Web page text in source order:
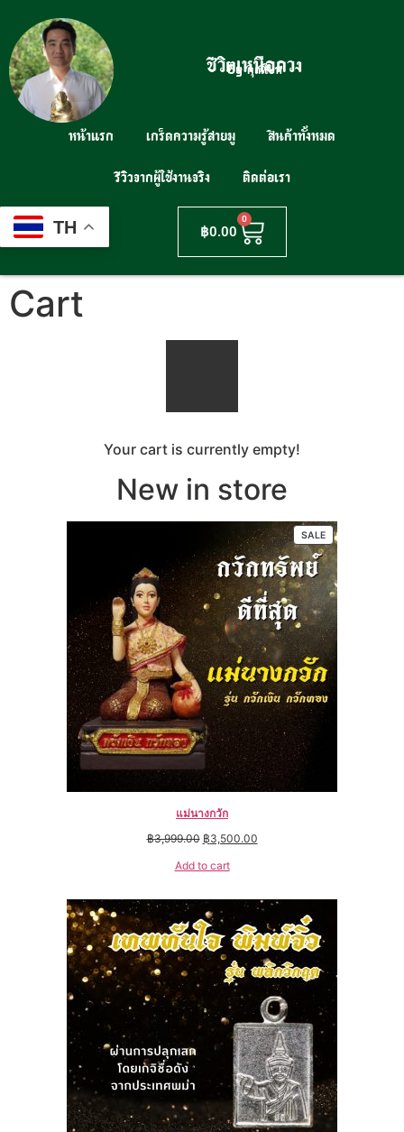
ชีวิตเหนือดวง
By คุณโบท
หน้าแรก เกร็ดความรู้สายมู สินค้าทั้งหมด
รีวิวจากผู้ใช้งานจริง ติดต่อเรา
TH ฿0.00
0
Cart
Your cart is currently empty!
New in store
SALE
แม่นางกวัก
฿3,999.00 ฿3,500.00
Add to cart